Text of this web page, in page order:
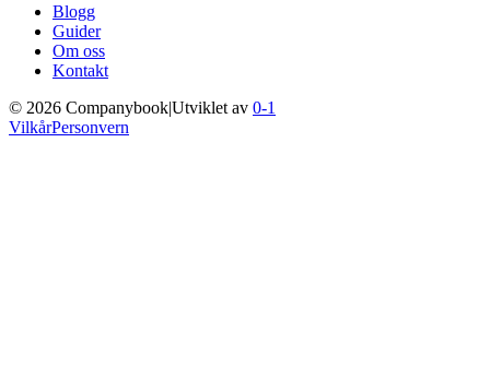
Blogg
Guider
Om oss
Kontakt
© 2026 Companybook|Utviklet av 0-1
VilkårPersonvern